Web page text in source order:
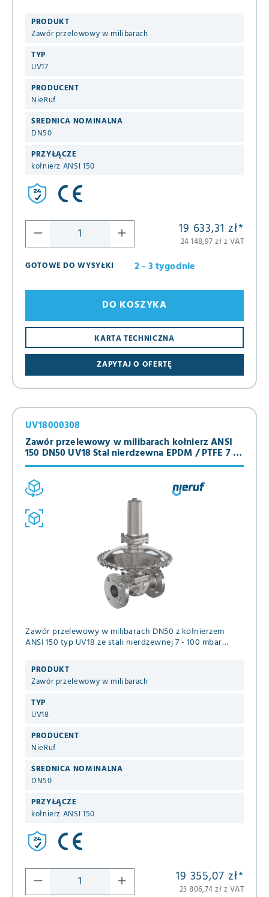
mediów
PRODUKT
Zawór przelewowy w milibarach
TYP
UV17
PRODUCENT
NieRuf
ŚREDNICA NOMINALNA
DN50
PRZYŁĄCZE
kołnierz ANSI 150
19 633,31 zł*
24 148,97 zł z VAT
GOTOWE DO WYSYŁKI
2 - 3 tygodnie
ZAPYTAJ O OFERTĘ
KARTA TECHNICZNA
DO KOSZYKA
Zawór przelewowy w milibarach kołnierz ANSI
150 DN50 UV18 Stal nierdzewna EPDM / PTFE 7 -
100 mbar
UV18000308
Zawór przelewowy w milibarach DN50 z kołnierzem
ANSI 150 typ UV18 ze stali nierdzewnej 7 - 100 mbar
mediów
PRODUKT
Zawór przelewowy w milibarach
TYP
UV18
PRODUCENT
NieRuf
ŚREDNICA NOMINALNA
DN50
PRZYŁĄCZE
kołnierz ANSI 150
19 355,07 zł*
23 806,74 zł z VAT